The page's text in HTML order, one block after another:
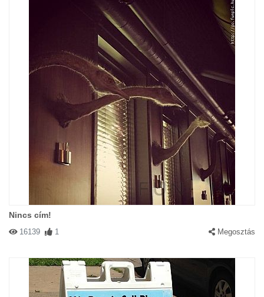
Nincs cím!
16139 1 Megosztás